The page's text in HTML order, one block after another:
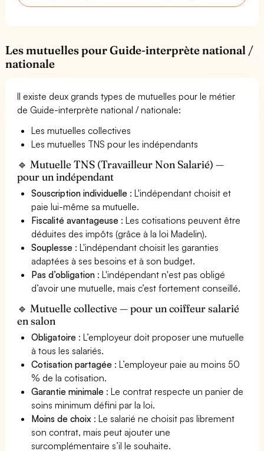
Les mutuelles pour Guide-interprète national /
nationale
Il existe deux grands types de mutuelles pour le métier
de Guide-interprète national / nationale:
Les mutuelles collectives
Les mutuelles TNS pour les indépendants
🔹 Mutuelle TNS (Travailleur Non Salarié) —
pour un indépendant
Souscription individuelle : L'indépendant choisit et
paie lui-même sa mutuelle.
Fiscalité avantageuse : Les cotisations peuvent être
déduites des impôts (grâce à la loi Madelin).
Souplesse : L'indépendant choisit les garanties
adaptées à ses besoins et à son budget.
Pas d’obligation : L'indépendant n'est pas obligé
d’avoir une mutuelle, mais c’est fortement conseillé.
🔹 Mutuelle collective — pour un coiffeur salarié
en salon
Obligatoire : L’employeur doit proposer une mutuelle
à tous les salariés.
Cotisation partagée : L’employeur paie au moins 50
% de la cotisation.
Garantie minimale : Le contrat respecte un panier de
soins minimum défini par la loi.
Moins de choix : Le salarié ne choisit pas librement
son contrat, mais peut ajouter une
surcomplémentaire s’il le souhaite.